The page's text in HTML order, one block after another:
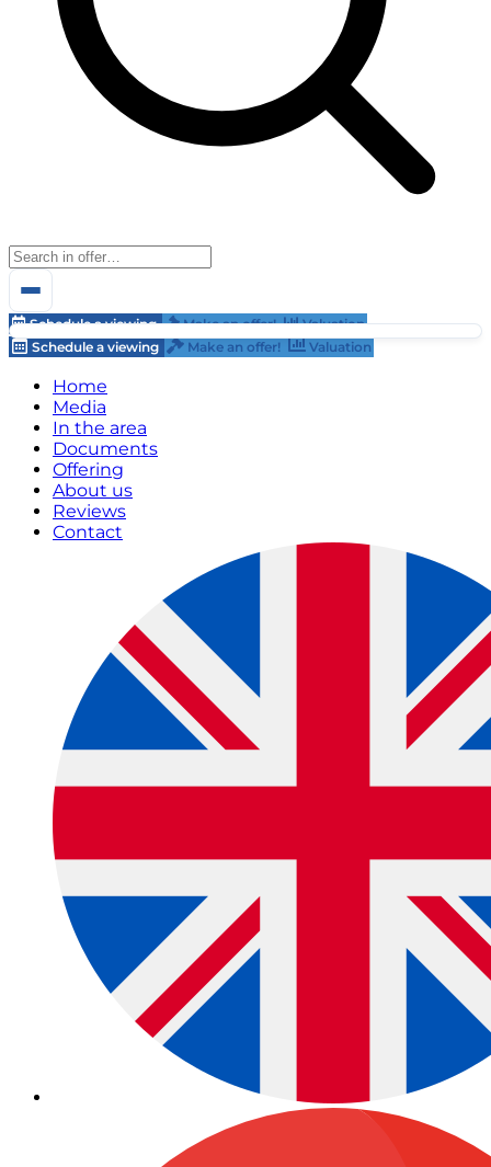
Schedule a viewing Make an offer!
Valuation
Schedule a viewing
Make an offer! Valuation
Home
Media
In the area
Documents
Offering
About us
Reviews
Contact